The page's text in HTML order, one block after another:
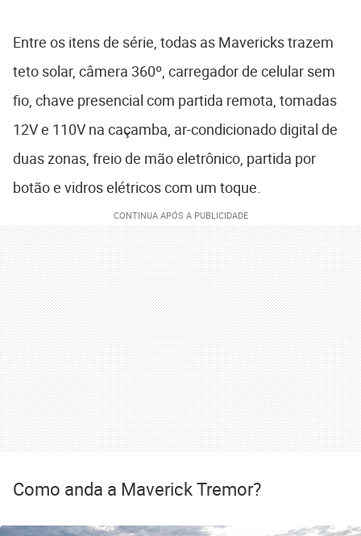
Entre os itens de série, todas as Mavericks trazem
teto solar, câmera 360º, carregador de celular sem
fio, chave presencial com partida remota, tomadas
12V e 110V na caçamba, ar-condicionado digital de
duas zonas, freio de mão eletrônico, partida por
botão e vidros elétricos com um toque.
Como anda a Maverick Tremor?